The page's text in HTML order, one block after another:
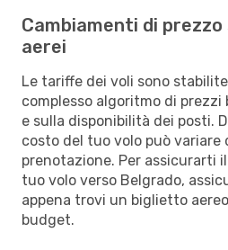
Cambiamenti di
aerei
Le tariffe dei voli sono
complesso algoritmo di prezzi
e sulla disponibilità dei posti.
costo del tuo volo può variare
prenotazione. Per assicurarti
tuo volo verso Belgrado,
appena trovi un biglietto
budget.